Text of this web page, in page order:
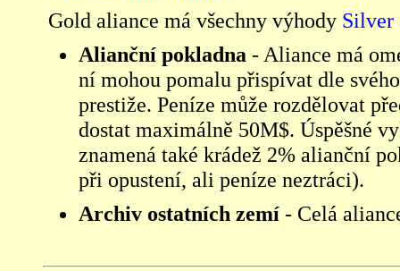
Gold aliance má všechny výhody Silver
Alianční pokladna - Aliance má
ní mohou pomalu přispívat dle
prestiže. Peníze může rozdělovat
dostat maximálně 50M$. Úspěšné
znamená také krádež 2% alianční
při opustení, ali peníze neztráci).
Archiv ostatních zemí - Celá